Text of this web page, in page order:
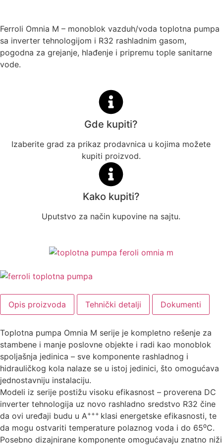
Ferroli Omnia M – monoblok vazduh/voda toplotna pumpa
sa inverter tehnologijom i R32 rashladnim gasom,
pogodna za grejanje, hlađenje i pripremu tople sanitarne
vode.
Gde kupiti?
Izaberite grad za prikaz prodavnica u kojima možete
kupiti proizvod.
Kako kupiti?
Uputstvo za način kupovine na sajtu.
Opis proizvoda Tehnički detalji Dokumenti
Toplotna pumpa Omnia M serije je kompletno rešenje za
stambene i manje poslovne objekte i radi kao monoblok
spoljašnja jedinica – sve komponente rashladnog i
hidrauličkog kola nalaze se u istoj jedinici, što omogućava
jednostavniju instalaciju.
Modeli iz serije postižu visoku efikasnost – proverena DC
inverter tehnologija uz novo rashladno sredstvo R32 čine
da ovi uređaji budu u A+++ klasi energetske efikasnosti, te
da mogu ostvariti temperature polaznog voda i do 65⁰C.
Posebno dizajnirane komponente omogućavaju znatno niži